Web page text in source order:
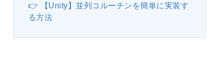
【Unity】並列コルーチンを簡単に実装す
る方法